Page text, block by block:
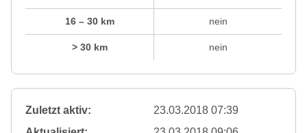
16 – 30 km
> 30 km
nein
nein
Zuletzt aktiv:
23.03.2018 07:39